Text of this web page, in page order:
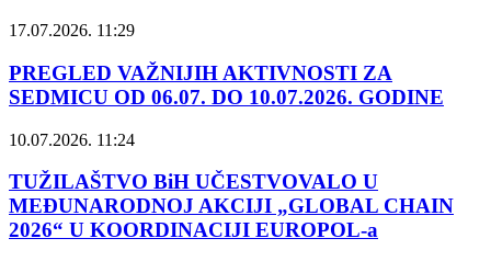
17.07.2026. 11:29
PREGLED VAŽNIJIH AKTIVNOSTI ZA
SEDMICU OD 06.07. DO 10.07.2026. GODINE
10.07.2026. 11:24
TUŽILAŠTVO BiH UČESTVOVALO U
MEĐUNARODNOJ AKCIJI „GLOBAL CHAIN
2026“ U KOORDINACIJI EUROPOL-a